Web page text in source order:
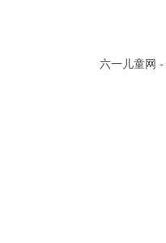
六一儿童网 -